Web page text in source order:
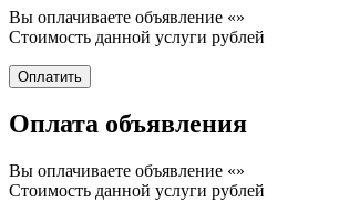
Вы оплачиваете объявление «»
Стоимость данной услуги рублей
Оплата объявления
Вы оплачиваете объявление «»
Стоимость данной услуги рублей